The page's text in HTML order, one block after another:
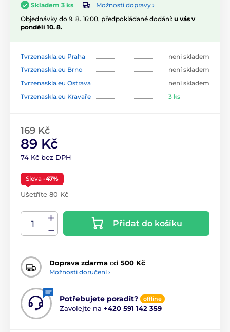
Skladem 3 ks
Možnosti dopravy ›
Objednávky do 9. 8. 16:00, předpokládané dodání: u vás v
pondělí 10. 8.
Tvrzenaskla.eu Praha
není skladem
Tvrzenaskla.eu Brno
není skladem
Tvrzenaskla.eu Ostrava
není skladem
Tvrzenaskla.eu Kravaře
3 ks
169 Kč
89 Kč
74 Kč bez DPH
Sleva -47%
Ušetříte 80 Kč
Přidat do košíku
Doprava zdarma od 500 Kč
Možnosti doručení ›
Potřebujete poradit? offline
Zavolejte na +420 591 142 359